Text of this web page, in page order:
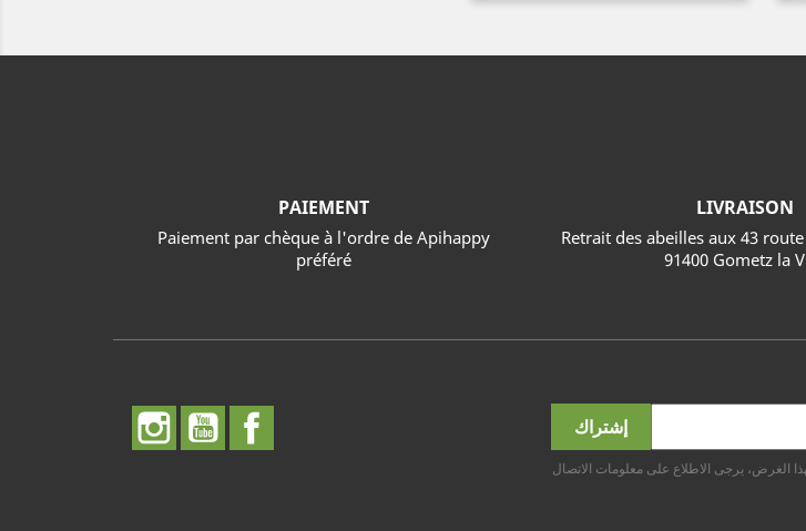
LIVRAISON
Retrait des abeilles aux 43
91400 Gometz la
PAIEMENT
Paiement par chèque à l'ordre de Apihappy
préféré
الغرض، يرجى الاطلاع على معلومات الاتصال
الفيسبوكيوتيوب